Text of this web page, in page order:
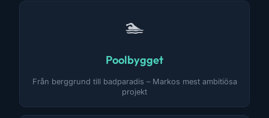
🏊
Poolbygget
Från berggrund till badparadis – Markos mest ambitiösa
projekt